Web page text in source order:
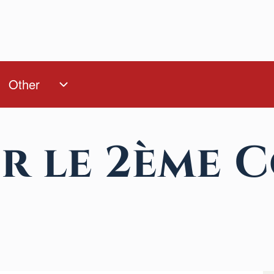
navigation
Other
Other sub-navigation
le 2ème